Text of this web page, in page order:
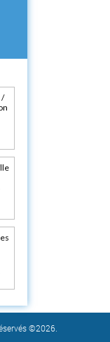
/
©2026.